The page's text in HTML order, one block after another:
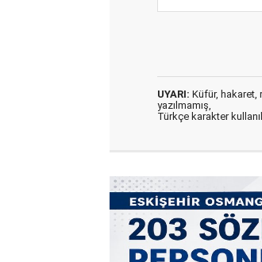
UYARI: Küfür, hakaret,
yazılmamış,
Türkçe karakter